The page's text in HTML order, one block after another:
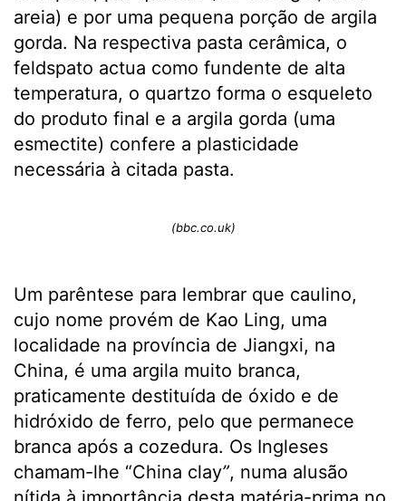
areia) e por uma pequena porção de argila
gorda. Na respectiva pasta cerâmica, o
feldspato actua como fundente de alta
temperatura, o quartzo forma o esqueleto
do produto final e a argila gorda (uma
esmectite) confere a plasticidade
necessária à citada pasta.
(bbc.co.uk)
Um parêntese para lembrar que caulino,
cujo nome provém de Kao Ling, uma
localidade na província de Jiangxi, na
China, é uma argila muito branca,
praticamente destituída de óxido e de
hidróxido de ferro, pelo que permanece
branca após a cozedura. Os Ingleses
chamam-lhe “China clay”, numa alusão